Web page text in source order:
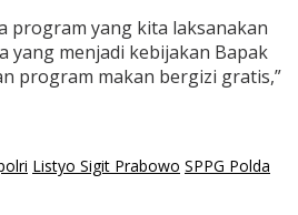
program yang kita laksanakan
yang menjadi kebijakan Bapak
program makan bergizi gratis,”
Listyo Sigit Prabowo SPPG Polda